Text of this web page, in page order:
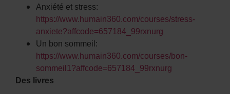
Anxiété et stress:
https://www.humain360.com/courses/stress-
anxiete?affcode=657184_99rxnurg
Un bon sommeil:
https://www.humain360.com/courses/bon-
sommeil1?affcode=657184_99rxnurg
Des livres